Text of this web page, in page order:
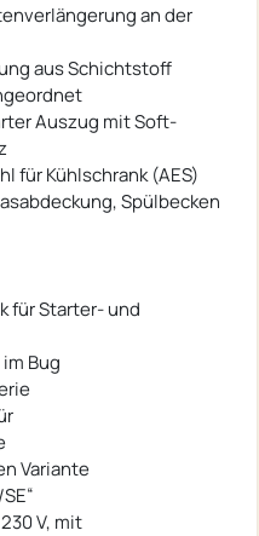
an der
aus Schichtstoff
Auszug mit Soft-
für Kühlschrank (AES)
Spülbecken
für Starter- und
Bug
Variante
V, mit